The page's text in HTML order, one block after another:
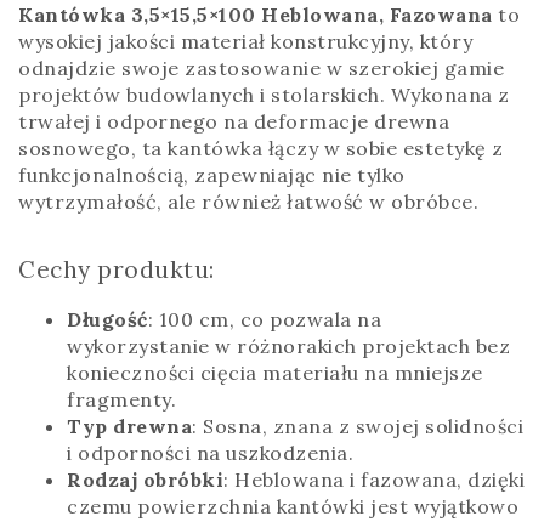
Kantówka 3,5×15,5×100 Heblowana, Fazowana to
wysokiej jakości materiał konstrukcyjny, który
odnajdzie swoje zastosowanie w szerokiej gamie
projektów budowlanych i stolarskich. Wykonana z
trwałej i odpornego na deformacje drewna
sosnowego, ta kantówka łączy w sobie estetykę z
funkcjonalnością, zapewniając nie tylko
wytrzymałość, ale również łatwość w obróbce.
Cechy produktu:
Długość: 100 cm, co pozwala na
wykorzystanie w różnorakich projektach bez
konieczności cięcia materiału na mniejsze
fragmenty.
Typ drewna: Sosna, znana z swojej solidności
i odporności na uszkodzenia.
Rodzaj obróbki: Heblowana i fazowana, dzięki
czemu powierzchnia kantówki jest wyjątkowo